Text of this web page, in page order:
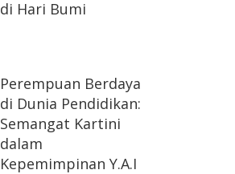
di Hari Bumi
Perempuan Berdaya
di Dunia Pendidikan:
Semangat Kartini
dalam
Kepemimpinan Y.A.I